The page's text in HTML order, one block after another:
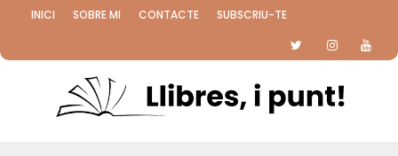
INICI SOBRE MI CONTACTE SUBSCRIU-TE